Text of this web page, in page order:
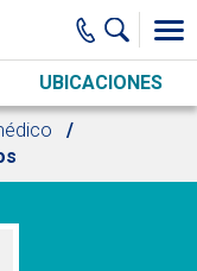
UBICACIONES